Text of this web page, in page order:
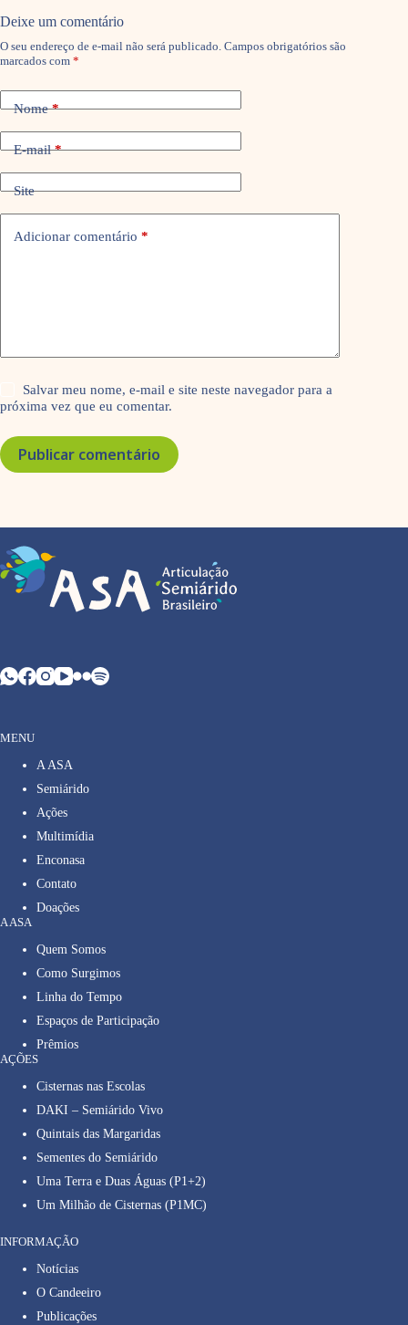
Deixe um comentário
O seu endereço de e-mail não será publicado. Campos obrigatórios são
marcados com *
Nome*
E-mail*
Site
Adicionar comentário *
Salvar meu nome, e-mail e site neste navegador para a
próxima vez que eu comentar.
Publicar comentário
MENU
A ASA
Semiárido
Ações
Multimídia
Enconasa
Contato
Doações
A ASA
Quem Somos
Como Surgimos
Linha do Tempo
Espaços de Participação
Prêmios
AÇÕES
Cisternas nas Escolas
DAKI – Semiárido Vivo
Quintais das Margaridas
Sementes do Semiárido
Uma Terra e Duas Águas (P1+2)
Um Milhão de Cisternas (P1MC)
INFORMAÇÃO
Notícias
O Candeeiro
Publicações